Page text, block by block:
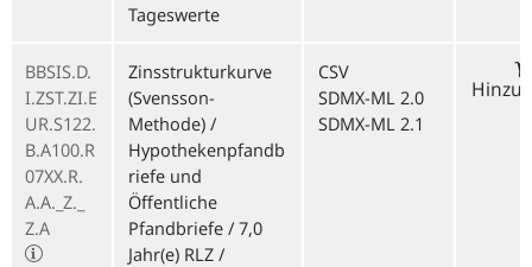
Tageswerte
BBSIS.D.
I.ZST.ZI.E
UR.S122.
B.A100.R
07XX.R.
A.A._Z._
Z.A
Zinsstrukturkurve
(Svensson-
Methode) /
Hypothekenpfandb
riefe und
Öffentliche
Pfandbriefe / 7,0
Jahr(e) RLZ /
CSV
SDMX-ML 2.0
SDMX-ML 2.1